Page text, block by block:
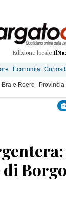
Edizione locale
Economia
Bra e Roero Provincia